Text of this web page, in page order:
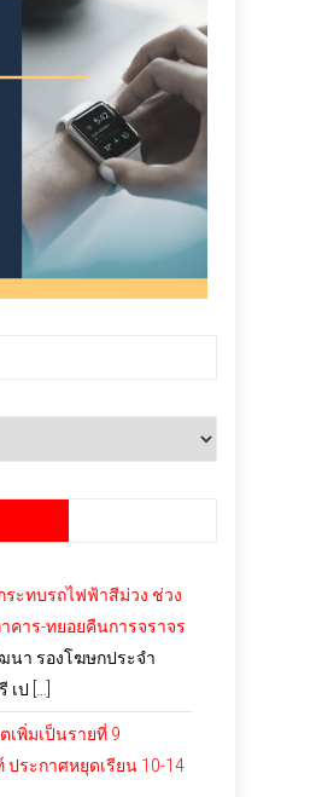
ระทบรถไฟฟ้าสีม่วง ช่วง
คาร-ทยอยคืนการจราจร
นา รองโฆษกประจำ
ป […]
เพิ่มเป็นรายที่ 9
ระกาศหยุดเรียน 10-14